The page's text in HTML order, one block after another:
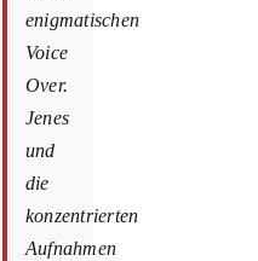
enigmatischen
Voice
Over.
Jenes
und
die
konzentrierten
Aufnahmen